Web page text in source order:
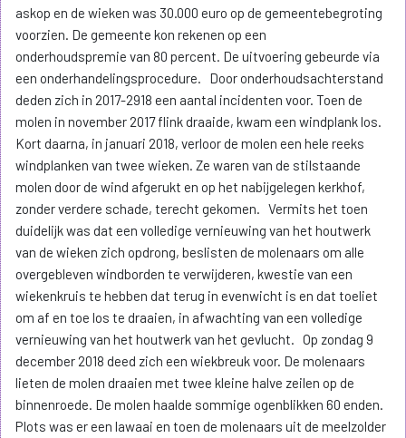
askop en de wieken was 30.000 euro op de gemeentebegroting
voorzien. De gemeente kon rekenen op een
onderhoudspremie van 80 percent. De uitvoering gebeurde via
een onderhandelingsprocedure. Door onderhoudsachterstand
deden zich in 2017-2918 een aantal incidenten voor. Toen de
molen in november 2017 flink draaide, kwam een windplank los.
Kort daarna, in januari 2018, verloor de molen een hele reeks
windplanken van twee wieken. Ze waren van de stilstaande
molen door de wind afgerukt en op het nabijgelegen kerkhof,
zonder verdere schade, terecht gekomen. Vermits het toen
duidelijk was dat een volledige vernieuwing van het houtwerk
van de wieken zich opdrong, beslisten de molenaars om alle
overgebleven windborden te verwijderen, kwestie van een
wiekenkruis te hebben dat terug in evenwicht is en dat toeliet
om af en toe los te draaien, in afwachting van een volledige
vernieuwing van het houtwerk van het gevlucht. Op zondag 9
december 2018 deed zich een wiekbreuk voor. De molenaars
lieten de molen draaien met twee kleine halve zeilen op de
binnenroede. De molen haalde sommige ogenblikken 60 enden.
Plots was er een lawaai en toen de molenaars uit de meelzolder